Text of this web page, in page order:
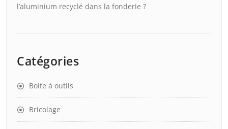
l’aluminium recyclé dans la fonderie ?
Catégories
Boite à outils
Bricolage